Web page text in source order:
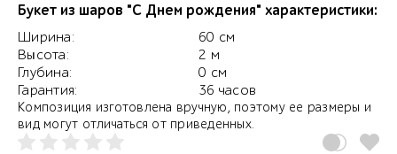
Букет из шаров "С Днем рождения" характеристики:
Ширина:
Высота:
Глубина:
Гарантия:
60 см
2 м
0 см
36 часов
Композиция изготовлена вручную, поэтому ее размеры и
вид могут отличаться от приведенных.